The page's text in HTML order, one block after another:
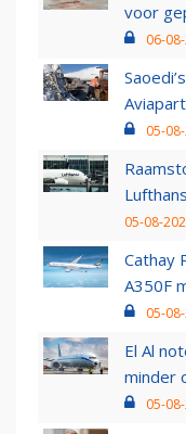
voor
06-
05-
05-08-
Cathay
A350F
05-
El Al
minder
05-